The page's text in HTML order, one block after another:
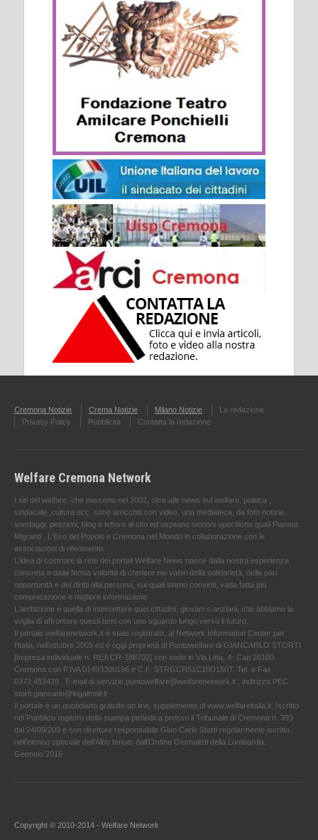
Cremona Notizie Crema Notizie Milano Notizie
La redazione
Privacy Policy
Pubblicità Contatta la redazione
Welfare Cremona Network
I siti del welfare, che nascono nel 2002, oltre alle news sul welfare, politica ,
sindacale ,cultura ecc. sono arricchiti con video, una mediateca, da foto notizie,
sondaggi, petizioni, blog e lettere al sito ed ospitano sezioni specifiche quali Pianeta
Migranti , L'Eco del Popolo e Cremona nel Mondo in collaborazione con le
associazioni di riferimento.
L'idea di costruire la rete dei portali Welfare News nasce dalla nostra esperienza
concreta e dalla ferma volontà di credere nei valori della solidarietà, delle pari
opportunità e dei diritti alla persona, sui quali siamo convinti, vada fatta più
comunicazione e migliore informazione.
L'ambizione è quella di intercettare quei cittadini, giovani o anziani, che abbiamo la
voglia di affrontare questi temi con uno sguardo lungo verso il futuro.
Il portale welfarenetwork.it è stato registrato, al Network Information Center per
l'Italia, nell’ottobre 2005 ed è oggi proprietà di Puntowelfare di GIANCARLO STORTI
[Impresa individuale n. REA CR-188702] con sede in Via Litta, 4- Cap 26100
Cremona con P.IVA 01493300196 e C.F. STRGCR51C10D150T. Tel. e Fax
0372.453429 . E-mail di servizio puntowelfare@welfarenetwork.it ; indirizzo PEC
storti.giancarlo@legalmail.it
Il portale è un quotidiano gratuito on line, supplemento di www.welfareitalia.it ,Iscritto
nel Pubblico registro della stampa periodica presso il Tribunale di Cremona n. 393
dal 24/09/203 e con direttore responsabile Gian Carlo Storti regolarmente iscritto
nell’elenco speciale dell’Albo tenuto dall’Ordine Giornalisti della Lombardia.
Gennaio 2016
Copyright © 2010-2014 - Welfare Network